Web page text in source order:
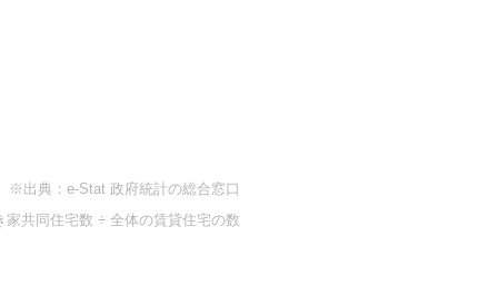
※出典：e-Stat 政府統計の総合窓口
共同住宅数 ÷ 全体の賃貸住宅の数